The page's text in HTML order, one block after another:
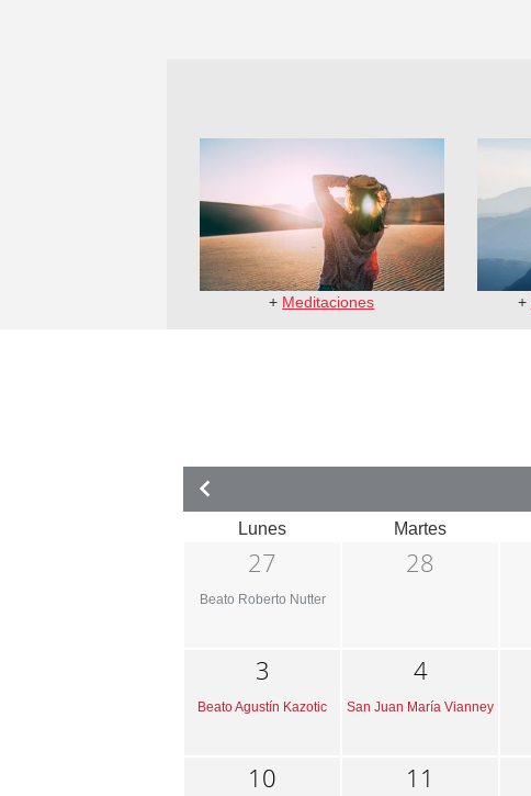
+ Meditaciones +
Lunes Martes
27
Beato Roberto Nutter
28
3
Beato Agustín Kazotic
4
San Juan María Vianney
10 11